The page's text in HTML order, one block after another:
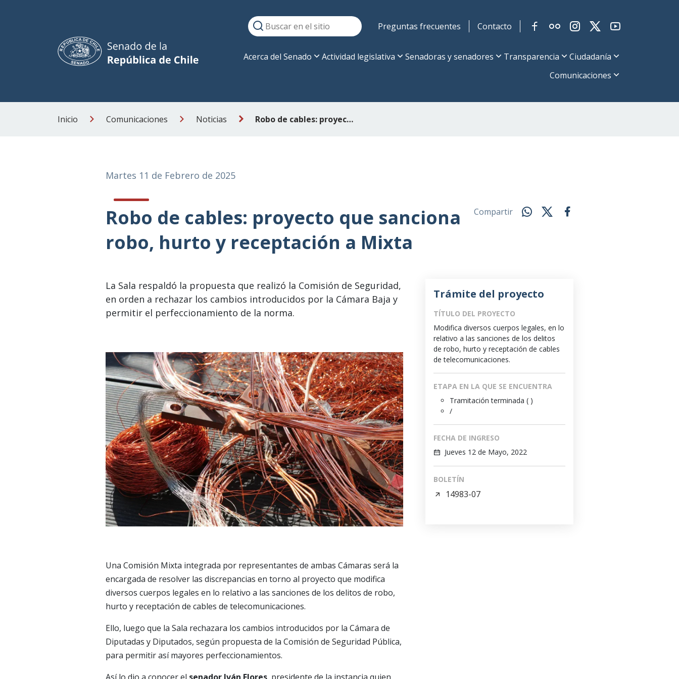
Preguntas frecuentes Contacto
Acerca del Senado Actividad legislativa Senadoras y senadores Transparencia
Ciudadanía
Comunicaciones
Inicio Comunicaciones Noticias Robo de cables: proyecto que sanciona robo, hurto y receptación a Mixta
Martes 11 de Febrero de 2025
Robo de cables: proyecto que sanciona
robo, hurto y receptación a Mixta
Compartir
La Sala respaldó la propuesta que realizó la Comisión de Seguridad,
en orden a rechazar los cambios introducidos por la Cámara Baja y
permitir el perfeccionamiento de la norma.
Una Comisión Mixta integrada por representantes de ambas Cámaras será la
encargada de resolver las discrepancias en torno al proyecto que modifica
diversos cuerpos legales en lo relativo a las sanciones de los delitos de robo,
hurto y receptación de cables de telecomunicaciones.
Ello, luego que la Sala rechazara los cambios introducidos por la Cámara de
Diputadas y Diputados, según propuesta de la Comisión de Seguridad Pública,
para permitir así mayores perfeccionamientos.
Trámite del proyecto
TÍTULO DEL PROYECTO
Modifica diversos cuerpos legales, en lo
relativo a las sanciones de los delitos
de robo, hurto y receptación de cables
de telecomunicaciones.
ETAPA EN LA QUE SE ENCUENTRA
Tramitación terminada ( )
/
FECHA DE INGRESO
Jueves 12 de Mayo, 2022
BOLETÍN
14983-07